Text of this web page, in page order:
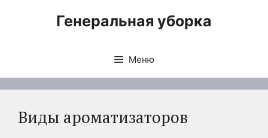
Генеральная уборка
Меню
Виды ароматизаторов